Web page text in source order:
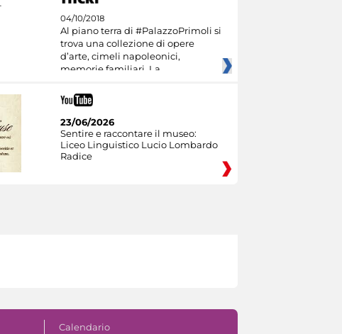
04/10/2018
Al piano terra di #PalazzoPrimoli si
trova una collezione di opere
d’arte, cimeli napoleonici,
memorie familiari. La
23/06/2026
Sentire e raccontare il museo:
Liceo Linguistico Lucio Lombardo
Radice
Calendario